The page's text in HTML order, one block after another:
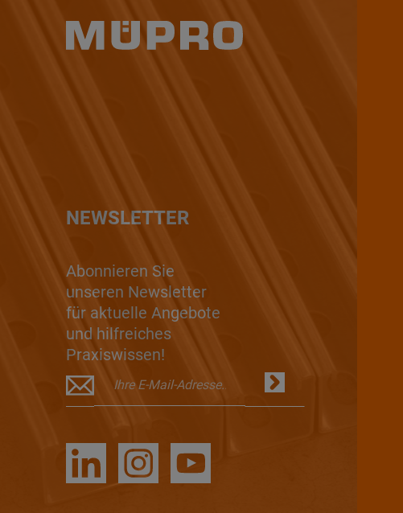
NEWSLETTER
Abonnieren Sie
unseren Newsletter
für aktuelle Angebote
und hilfreiches
Praxiswissen!